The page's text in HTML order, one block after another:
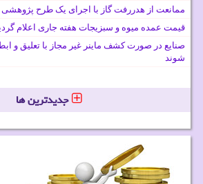
ممانعت از هدررفت گاز با اجرای یک طرح پژوهشی
قیمت عمده میوه و سبزیجات هفته جاری اعلام
صنایع در صورت کشف ماینر غیر مجاز با تعلیق و
شوند
جدیدترین ها